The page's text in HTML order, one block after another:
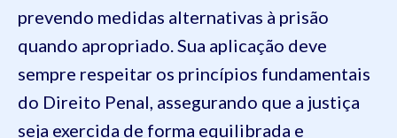
prevendo medidas alternativas à prisão
quando apropriado. Sua aplicação deve
sempre respeitar os princípios fundamentais
do Direito Penal, assegurando que a justiça
seja exercida de forma equilibrada e